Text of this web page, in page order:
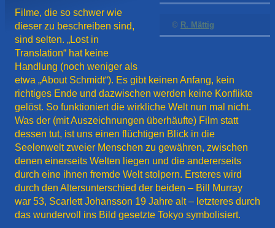
© R. Mättig
Filme, die so schwer wie
dieser zu beschreiben sind,
sind selten. „Lost in
Translation“ hat keine
Handlung (noch weniger als
etwa „About Schmidt“). Es gibt keinen Anfang, kein
richtiges Ende und dazwischen werden keine Konflikte
gelöst. So funktioniert die wirkliche Welt nun mal nicht.
Was der (mit Auszeichnungen überhäufte) Film statt
dessen tut, ist uns einen flüchtigen Blick in die
Seelenwelt zweier Menschen zu gewähren, zwischen
denen einerseits Welten liegen und die andererseits
durch eine ihnen fremde Welt stolpern. Ersteres wird
durch den Altersunterschied der beiden – Bill Murray
war 53, Scarlett Johansson 19 Jahre alt – letzteres durch
das wundervoll ins Bild gesetzte Tokyo symbolisiert.